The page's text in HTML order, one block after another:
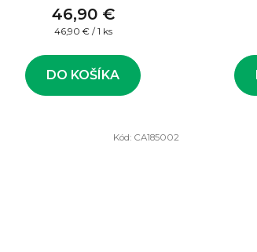
46,90 €
Jednotková
46,90 € / 1 ks
DO KOŠÍKA
Kód: CA185002